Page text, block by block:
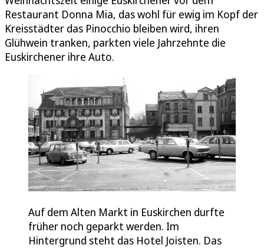
Restaurant Donna Mia, das wohl für ewig im Kopf der
Kreisstädter das Pinocchio bleiben wird, ihren
Glühwein tranken, parkten viele Jahrzehnte die
Euskirchener ihre Auto.
Auf dem Alten Markt in Euskirchen durfte
früher noch geparkt werden. Im
Hintergrund steht das Hotel Joisten. Das